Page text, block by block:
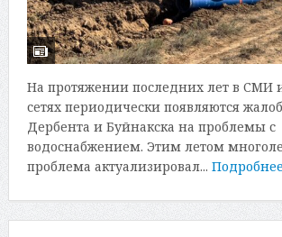
На протяжении последних лет в СМИ
сетях периодически появляются
Дербента и Буйнакска на проблемы с
водоснабжением. Этим летом
проблема актуализировал... Подробнее